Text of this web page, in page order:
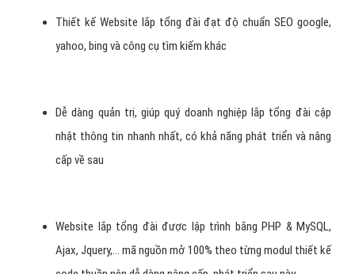
Thiết kế Website lắp tổng đài đạt độ chuẩn SEO google,
yahoo, bing và công cụ tìm kiếm khác
Dễ dàng quản trị, giúp quý doanh nghiệp lắp tổng đài cập
nhật thông tin nhanh nhất, có khả năng phát triển và nâng
cấp về sau
Website lắp tổng đài được lập trình bằng PHP & MySQL,
Ajax, Jquery,... mã nguồn mở 100% theo từng modul thiết kế